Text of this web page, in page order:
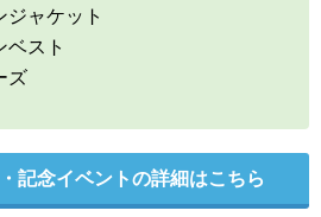
ジャケット
ベスト
ズ
記念イベントの詳細はこちら